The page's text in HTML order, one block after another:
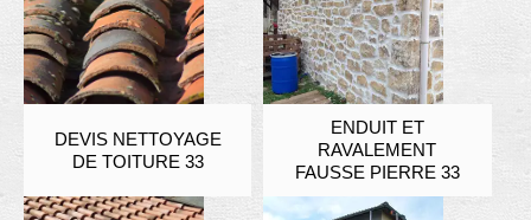
DEVIS NETTOYAGE
DE TOITURE 33
ENDUIT ET
RAVALEMENT
FAUSSE PIERRE 33